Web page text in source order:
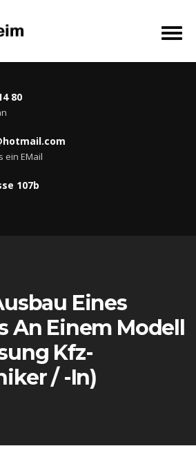
80
ein EMail
107b
Eines
An Einem Modell
Kfz-
/ -in)